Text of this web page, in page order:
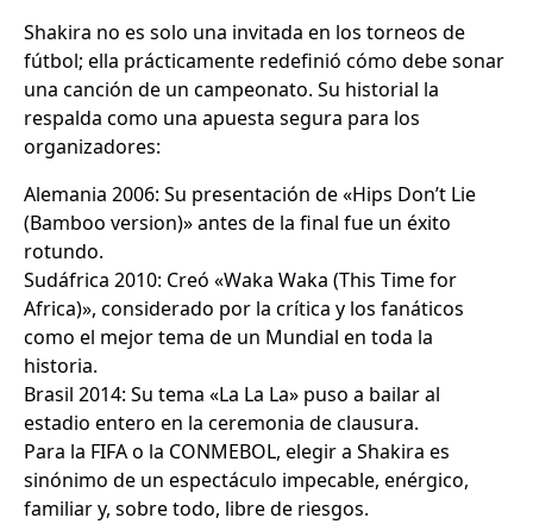
Shakira no es solo una invitada en los torneos de
fútbol; ella prácticamente redefinió cómo debe sonar
una canción de un campeonato. Su historial la
respalda como una apuesta segura para los
organizadores:
Alemania 2006: Su presentación de «Hips Don’t Lie
(Bamboo version)» antes de la final fue un éxito
rotundo.
Sudáfrica 2010: Creó «Waka Waka (This Time for
Africa)», considerado por la crítica y los fanáticos
como el mejor tema de un Mundial en toda la
historia.
Brasil 2014: Su tema «La La La» puso a bailar al
estadio entero en la ceremonia de clausura.
Para la FIFA o la CONMEBOL, elegir a Shakira es
sinónimo de un espectáculo impecable, enérgico,
familiar y, sobre todo, libre de riesgos.